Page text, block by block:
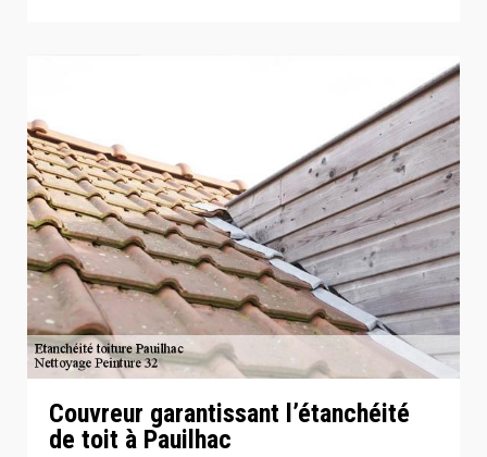
Couvreur garantissant l’étanchéité
de toit à Pauilhac